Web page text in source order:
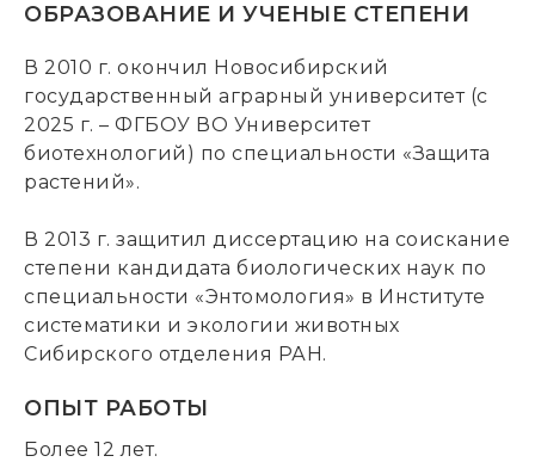
ОБРАЗОВАНИЕ И УЧЕНЫЕ СТЕПЕНИ
В 2010 г. окончил Новосибирский
государственный аграрный университет (с
2025 г. – ФГБОУ ВО Университет
биотехнологий) по специальности «Защита
растений».
В 2013 г. защитил диссертацию на соискание
степени кандидата биологических наук по
специальности «Энтомология» в Институте
систематики и экологии животных
Сибирского отделения РАН.
ОПЫТ РАБОТЫ
Более 12 лет.